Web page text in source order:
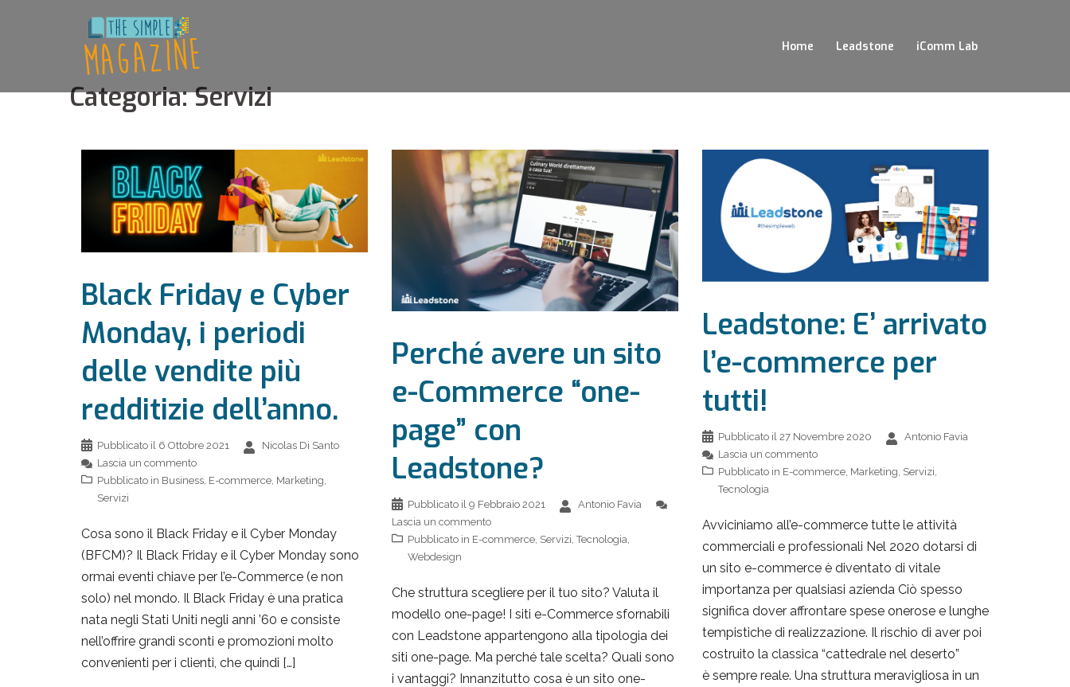
Home Leadstone iComm Lab
Categoria:Servizi
Black Friday e Cyber
Monday, i periodi
delle vendite più
redditizie dell’anno.
Pubblicato il 6 Ottobre 2021
Nicolas Di Santo
Lascia un commento
Pubblicato in Business, E-commerce, Marketing,
Servizi
Cosa sono il Black Friday e il Cyber Monday
(BFCM)? Il Black Friday e il Cyber Monday sono
ormai eventi chiave per l’e-Commerce (e non
solo) nel mondo. Il Black Friday è una pratica
nata negli Stati Uniti negli anni ’60 e consiste
nell’offrire grandi sconti e promozioni molto
convenienti per i clienti, che quindi […]
Perché avere un sito
e-Commerce “one-
page” con
Leadstone?
Pubblicato il 9 Febbraio 2021
Antonio Favia
Lascia un commento
Pubblicato in E-commerce Servizi ,Tecnologia
Webdesign
Che struttura scegliere per il tuo sito? Valuta il
modello one-page! I siti e-Commerce sfornabili
con Leadstone appartengono alla tipologia dei
siti one-page. Ma perché tale scelta? Quali sono
i vantaggi? Innanzitutto cosa è un sito one-
Leadstone: E’ arrivato
l’e-commerce per
tutti!
Pubblicato il 27 Novembre 2020
Antonio Favia
Lascia un commento
Pubblicato in E-commerce, Marketing, Servizi,
Tecnologia
Avviciniamo all’e-commerce tutte le attività
commerciali e professionali Nel 2020 dotarsi di
un sito e-commerce è diventato di vitale
importanza per qualsiasi azienda Ciò spesso
significa dover affrontare spese onerose e lunghe
tempistiche di realizzazione. Il rischio di aver poi
costruito la classica “cattedrale nel deserto”
è sempre reale. Una struttura meravigliosa in un